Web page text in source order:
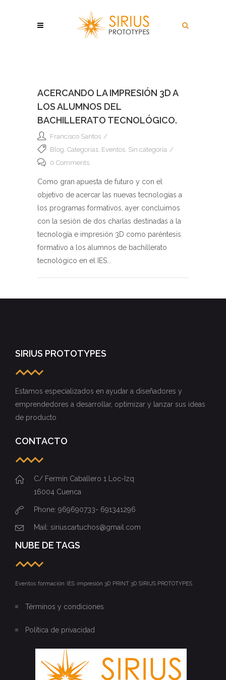
ACERCANDO LA IMPRESIÓN 3D A
LOS ALUMNOS DEL
BACHILLERATO TECNOLÓGICO.
Francisco Santos
Blog, Categoría1, Eventos, Sin categoría
0 Comments
Como gran apuesta de futuro y con el
objetivo de acercar las nuevas tecnologías a
los programas formativos, ayer concluimos
con la sesión de dos charlas destinadas a la
tecnología e impresión 3D como paréntesis
formativo a los alumnos de bachillerato
tecnológico en el IES...
SIRIUS PROTOTYPES
Estamos especializados en ayudar a diseñadores y
emprendedores a desarrollar, optimizar y lanzar sus ideas
de producto
CONTACTO
C/ Fermín Caballero 1 Loc-Izq
16004 Cuenca
Phone: 969690733- 691341296
Mail: siriuscartuchos@gmail.com
NUBE DE TAGS
Eventos formación IES impresión 3D PRINT 3D SIRIUS PROTOTYPES
Términos y condiciones
Política de privacidad